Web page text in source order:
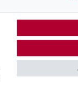
Kontakt